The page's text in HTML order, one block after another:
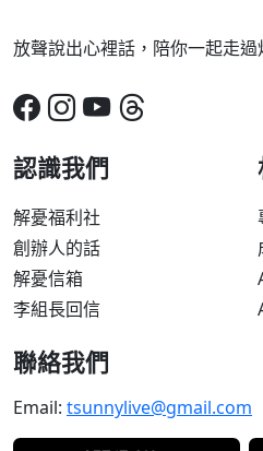
放聲說出心裡話，陪你一起走過
認識我們
解憂福利社
創辦人的話
解憂信箱
李組長回信
聯絡我們
Email: tsunnylive@gmail.com